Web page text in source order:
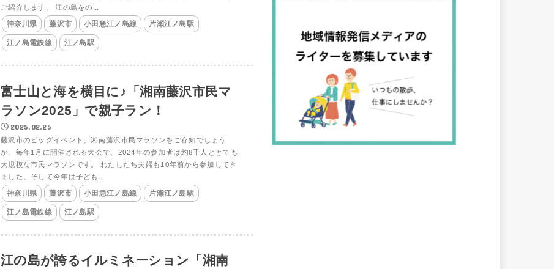
ご紹介します。 江の島をの...
神奈川県 藤沢市 小田急江ノ島線 片瀬江ノ島駅
江ノ島電鉄線 江ノ島駅
富士山と海を横目に♪「湘南藤沢市民マ
ラソン2025」で親子ラン！
2025.02.25
藤沢市のビッグイベント、湘南藤沢市民マラソンをご存知でしょう
か。毎年1月に開催される大会で、2024年の参加者は約8千人ととても
大規模な市民マラソンです。 わたしたち夫婦も10年前から参加してき
ました。そして今年は子ども...
神奈川県 藤沢市 小田急江ノ島線 片瀬江ノ島駅
江ノ島電鉄線 江ノ島駅
江の島が誇るイルミネーション「湘南